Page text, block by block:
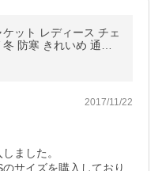
ット レディース チェ
防寒 きれいめ 通勤
たか 「メール便不
2017/11/22
ました。
サイズを購入しており